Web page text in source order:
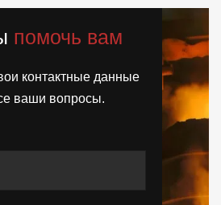
помочь вам
контактные данные
ваши вопросы.